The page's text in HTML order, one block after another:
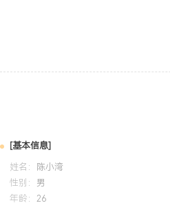
GPA X.XX/4.0（专业排名前XX%
成XXX份问卷设计、数据收集与分
陈列方案。
[基本信息]
姓名：
陈小湾
性别： 男
年龄： 26